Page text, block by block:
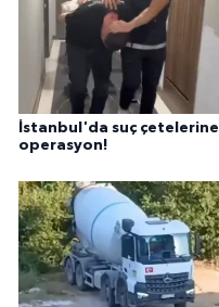
İstanbul'da suç çetelerine
operasyon!